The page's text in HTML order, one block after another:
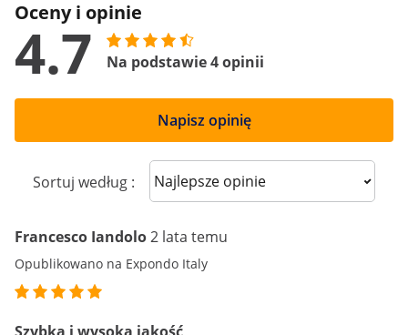
Oceny i opinie
4.7 Na podstawie 4 opinii
Napisz opinię
Sortuj według : Sort reviews
Francesco Iandolo2 lata temu
Opublikowano na Expondo Italy